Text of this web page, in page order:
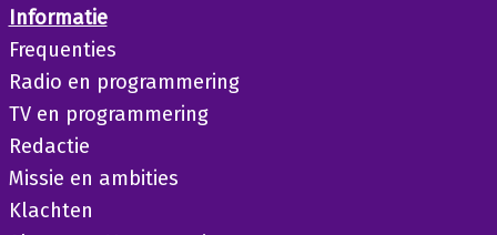
Informatie
Frequenties
Radio en programmering
TV en programmering
Redactie
Missie en ambities
Klachten